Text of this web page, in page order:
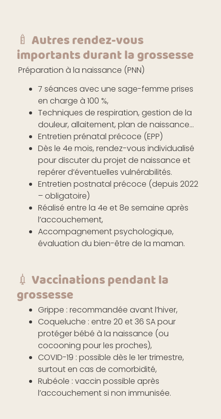
🍼 Autres rendez-vous
importants durant la grossesse
Préparation à la naissance (PNN)
7 séances avec une sage-femme prises
en charge à 100 %,
Techniques de respiration, gestion de la
douleur, allaitement, plan de naissance…
Entretien prénatal précoce (EPP)
Dès le 4e mois, rendez-vous individualisé
pour discuter du projet de naissance et
repérer d’éventuelles vulnérabilités.
Entretien postnatal précoce (depuis 2022
– obligatoire)
Réalisé entre la 4e et 8e semaine après
l’accouchement,
Accompagnement psychologique,
évaluation du bien-être de la maman.
💉 Vaccinations pendant la
grossesse
Grippe : recommandée avant l’hiver,
Coqueluche : entre 20 et 36 SA pour
protéger bébé à la naissance (ou
cocooning pour les proches),
COVID-19 : possible dès le 1er trimestre,
surtout en cas de comorbidité,
Rubéole : vaccin possible après
l’accouchement si non immunisée.